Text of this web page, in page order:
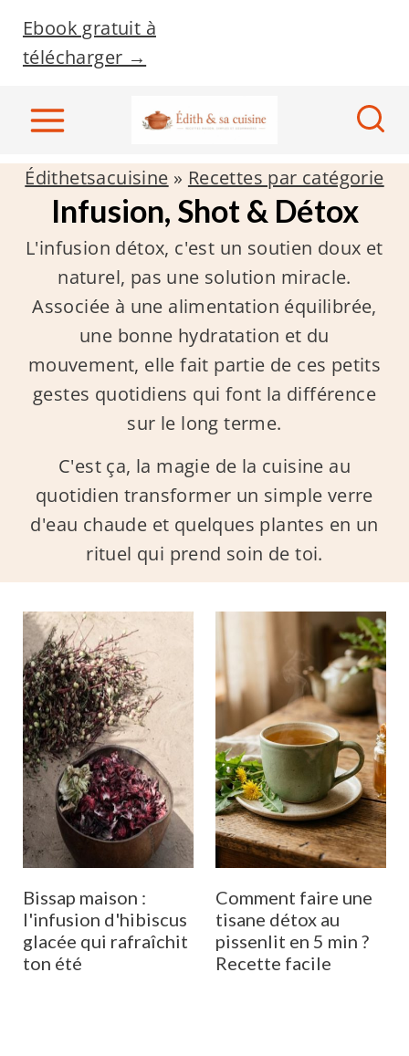
a
Ebook gratuit à
télécharger →
Édithetsacuisine » Recettes par catégorie
Infusion, Shot & Détox
L'infusion détox, c'est un soutien doux et
naturel, pas une solution miracle.
Associée à une alimentation équilibrée,
une bonne hydratation et du
mouvement, elle fait partie de ces petits
gestes quotidiens qui font la différence
sur le long terme.
C'est ça, la magie de la cuisine au
quotidien transformer un simple verre
d'eau chaude et quelques plantes en un
rituel qui prend soin de toi.
Bissap maison :
l'infusion d'hibiscus
glacée qui rafraîchit
ton été
Comment faire une
tisane détox au
pissenlit en 5 min ?
Recette facile